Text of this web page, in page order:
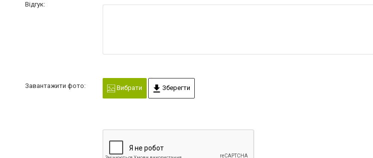
Відгук:
Завантажити фото: Вибрати Зберегти